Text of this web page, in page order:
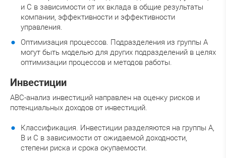
и C в зависимости от их вклада в общие результаты
компании, эффективности и эффективности
управления.
Оптимизация процессов. Подразделения из группы A
могут быть моделью для других подразделений в целях
оптимизации процессов и методов работы.
Инвестиции
ABC-анализ инвестиций направлен на оценку рисков и
потенциальных доходов от инвестиций.
Классификация. Инвестиции разделяются на группы A,
B и C в зависимости от ожидаемой доходности,
степени риска и срока окупаемости.